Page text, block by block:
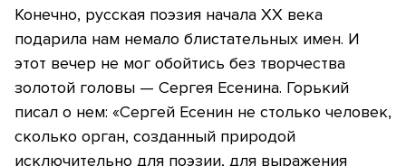
Конечно, русская поэзия начала ХХ века
подарила нам немало блистательных имен. И
этот вечер не мог обойтись без творчества
золотой головы — Сергея Есенина. Горький
писал о нем: «Сергей Есенин не столько человек,
сколько орган, созданный природой
исключительно для поэзии, для выражения